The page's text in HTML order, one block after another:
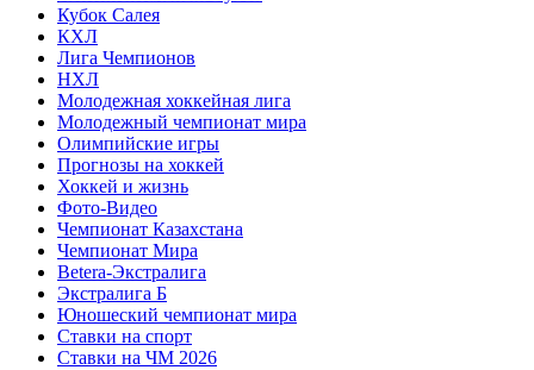
Кубок Салея
КХЛ
Лига Чемпионов
НХЛ
Молодежная хоккейная лига
Молодежный чемпионат мира
Олимпийские игры
Прогнозы на хоккей
Хоккей и жизнь
Фото-Видео
Чемпионат Казахстана
Чемпионат Мира
Betera-Экстралига
Экстралига Б
Юношеский чемпионат мира
Ставки на спорт
Ставки на ЧМ 2026